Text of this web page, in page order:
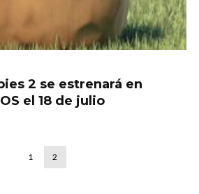
2 se estrenará en
el 18 de julio
1 2